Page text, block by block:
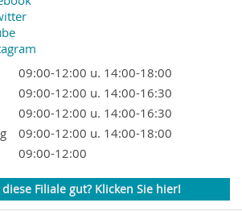
09:00-12:00 u. 14:00-18:00
09:00-12:00 u. 14:00-16:30
09:00-12:00 u. 14:00-16:30
09:00-12:00 u. 14:00-18:00
09:00-12:00
diese Filiale gut? Klicken Sie hier!